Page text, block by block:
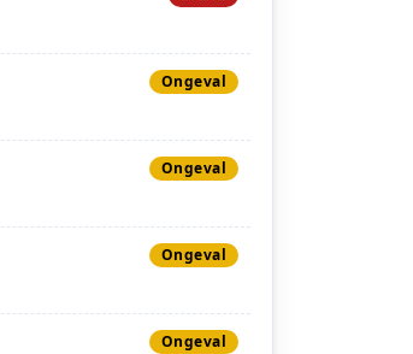
Ongeval
Ongeval
Ongeval
Ongeval